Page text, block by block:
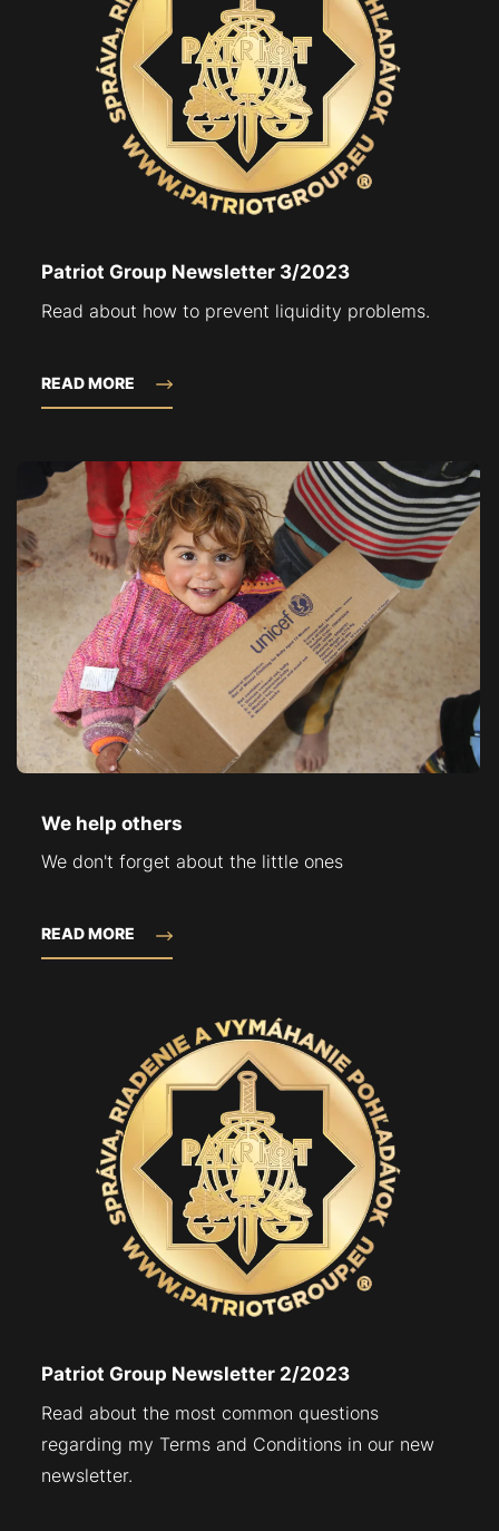
Patriot Group Newsletter 3/2023
Read about how to prevent liquidity problems.
READ MORE
We help others
We don't forget about the little ones
READ MORE
Patriot Group Newsletter 2/2023
Read about the most common questions
regarding my Terms and Conditions in our new
newsletter.